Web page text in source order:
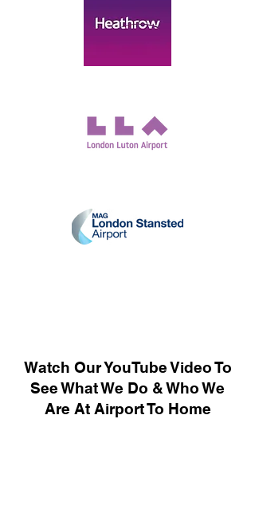
Watch Our YouTube Video To
See What We Do & Who We
Are At Airport To Home